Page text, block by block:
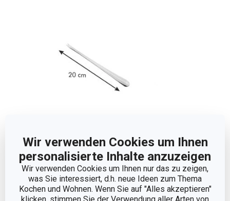
Wir verwenden Cookies um Ihnen
personalisierte Inhalte anzuzeigen
Wir verwenden Cookies um Ihnen nur das zu zeigen,
was Sie interessiert, d.h. neue Ideen zum Thema
Kochen und Wohnen. Wenn Sie auf "Alles akzeptieren"
klicken, stimmen Sie der Verwendung aller Arten von
Abmessungen
PRODUKTLÄNGE (CM) 20